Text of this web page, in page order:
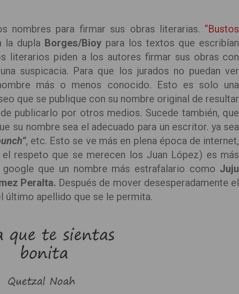
nombres para firmar sus obras literarias. “Bustos
la dupla Borges/Bioypara los textos que escribían
literarios piden a los autores firmar sus obras con
suspicacia. Para que los jurados no puedan ver
más o menos conocido. Esto es solo una
que se publique con su nombre original de resultar
publicarlo por otros medios. Sucede también, que
su nombre sea el adecuado para un escritor. ya sea
, etc. Esto se ve más en plena época de internet,
respeto que se merecen los Juan López) es más
que un nombre más estrafalario como Juju
Peralta. Después de mover desesperadamente el
último apellido que se le permita.